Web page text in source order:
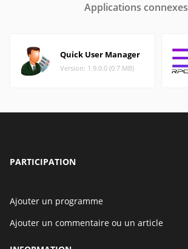
Applications connexes
Quick User Manager
Version: 1.9.0.0 (0.7 MB)
PARTICIPATION
Ajouter un programme
Ajouter un commentaire ou un article